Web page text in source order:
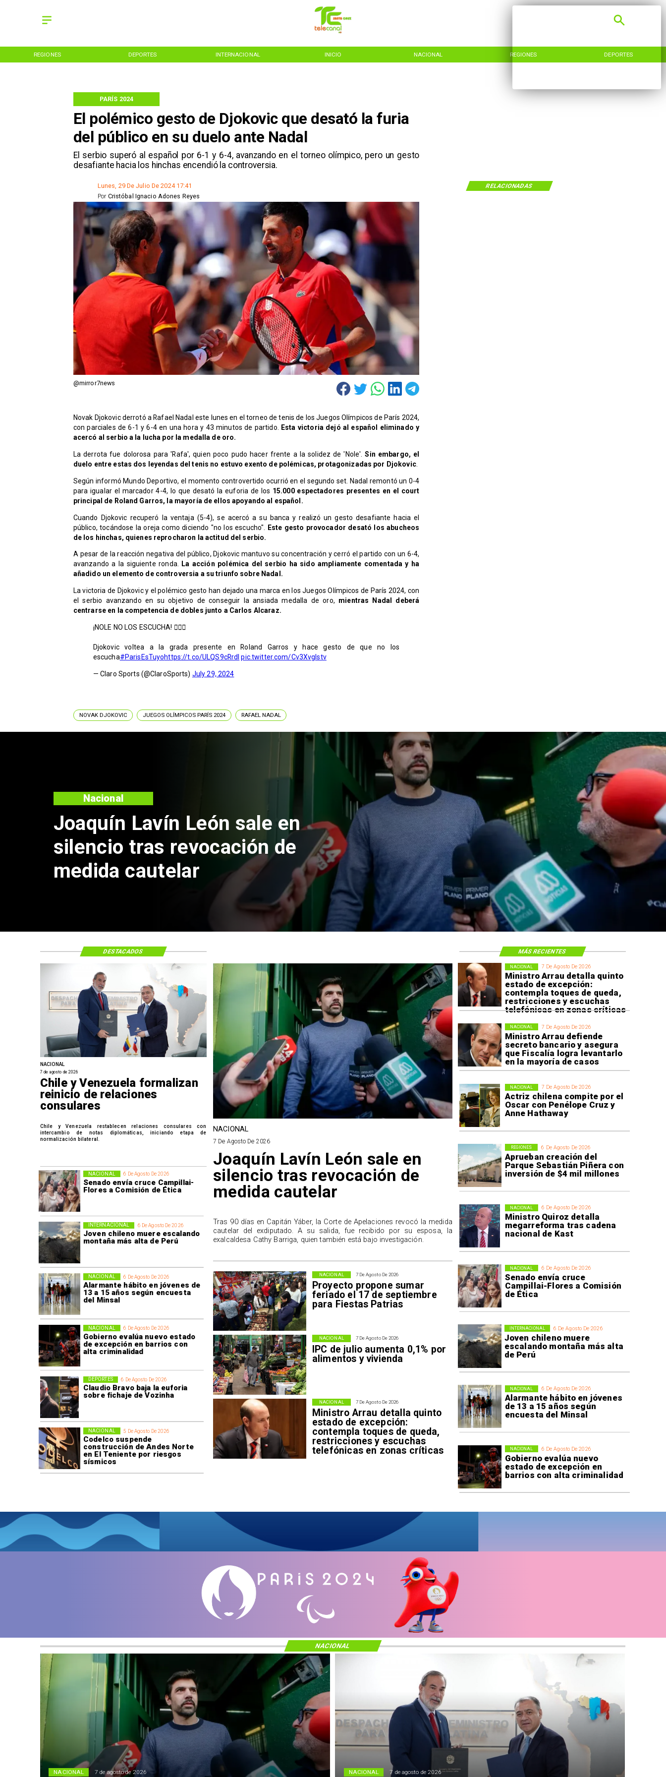
REGIONES DEPORTES INTERNACIONAL INICIO NACIONAL REGIONES DEPORTES
El polémico gesto de Djokovic que desató la furia
del público en su duelo ante Nadal
​El serbio superó al español por 6-1 y 6-4, avanzando en el torneo olímpico, pero un gesto
desafiante hacia los hinchas encendió la controversia.
PARÍS 2024
RELACIONADAS
Lunes, 29 De Julio De 2024 17:41
Cristóbal Ignacio Adones Reyes
Por
@mirror7news
Novak Djokovic derrotó a Rafael Nadal este lunes en el torneo de tenis de los Juegos Olímpicos de París 2024,
con parciales de 6-1 y 6-4 en una hora y 43 minutos de partido.
Esta victoria dejó al español eliminado y
acercó al serbio a la lucha por la medalla de oro.
La derrota fue dolorosa para 'Rafa', quien poco pudo hacer frente a la solidez de 'Nole'.Sin embargo, el
duelo entre estas dos leyendas del tenis no estuvo exento de polémicas, protagonizadas por Djokovic.
Según informó Mundo Deportivo, el momento controvertido ocurrió en el segundo set. Nadal remontó un 0-4
para igualar el marcador 4-4, lo que desató la euforia de los 15.000 espectadores presentes en el court
principal de Roland Garros, la mayoría de ellos apoyando al español.
Cuando Djokovic recuperó la ventaja (5-4), se acercó a su banca y realizó un gesto desafiante hacia el
público, tocándose la oreja como diciendo "no los escucho". Este gesto provocador desató los abucheos
de los hinchas, quienes reprocharon la actitud del serbio.
A pesar de la reacción negativa del público, Djokovic mantuvo su concentración y cerró el partido con un 6-4,
avanzando a la siguiente ronda. La acción polémica del serbio ha sido ampliamente comentada y ha
añadido un elemento de controversia a su triunfo sobre Nadal.
La victoria de Djokovic y el polémico gesto han dejado una marca en los Juegos Olímpicos de París 2024, con
el serbio avanzando en su objetivo de conseguir la ansiada medalla de oro, mientras Nadal deberá
centrarse en la competencia de dobles junto a Carlos Alcaraz.
¡NOLE NO LOS ESCUCHA! 👂🏻🤫
Djokovic voltea a la grada presente en Roland Garros y hace gesto de que no los
escucha#ParisEsTuyohttps://t.co/ULQS9cRrdI pic.twitter.com/Cv3XvgIstv
— Claro Sports (@ClaroSports) July 29, 2024
NOVAK DJOKOVIC JUEGOS OLÍMPICOS PARÍS 2024 RAFAEL NADAL
Chile y Venezuela formalizan
reinicio de relaciones
consulares
Nacional
7 De Agosto De 2026
Ministro Arrau detalla quinto
estado de excepción:
contempla toques de queda,
restricciones y escuchas
telefónicas en zonas críticas
NACIONAL
7 De Agosto De 2026
Ministro Arrau defiende
secreto bancario y asegura
que Fiscalía logra levantarlo
en la mayoría de casos
NACIONAL
7 De Agosto De 2026
Actriz chilena compite por el
Oscar con Penélope Cruz y
Anne Hathaway
NACIONAL
6 De Agosto De 2026
Aprueban creación del
Parque Sebastián Piñera con
inversión de $4 mil millones
REGIONES
6 De Agosto De 2026
Ministro Quiroz detalla
megarreforma tras cadena
nacional de Kast
NACIONAL
6 De Agosto De 2026
Senado envía cruce
Campillai-Flores a Comisión
de Ética
NACIONAL
6 De Agosto De 2026
Joven chileno muere
escalando montaña más alta
de Perú
INTERNACIONAL
6 De Agosto De 2026
Alarmante hábito en jóvenes
de 13 a 15 años según
encuesta del Minsal
NACIONAL
6 De Agosto De 2026
Gobierno evalúa nuevo
estado de excepción en
barrios con alta criminalidad
NACIONAL
6 De Agosto De 2026
Senado envía cruce Campillai-
Flores a Comisión de Ética
NACIONAL
6 De Agosto De 2026
Joven chileno muere escalando
montaña más alta de Perú
INTERNACIONAL
6 De Agosto De 2026
Alarmante hábito en jóvenes de
13 a 15 años según encuesta
del Minsal
NACIONAL
6 De Agosto De 2026
Gobierno evalúa nuevo estado
de excepción en barrios con
alta criminalidad
NACIONAL
6 De Agosto De 2026
Claudio Bravo baja la euforia
sobre fichaje de Vozinha
DEPORTES
5 De Agosto De 2026
Codelco suspende
construcción de Andes Norte
en El Teniente por riesgos
sísmicos
NACIONAL
7 De Agosto De 2026
Proyecto propone sumar
feriado el 17 de septiembre
para Fiestas Patrias
NACIONAL
7 De Agosto De 2026
IPC de julio aumenta 0,1% por
alimentos y vivienda
NACIONAL
7 De Agosto De 2026
Ministro Arrau detalla quinto
estado de excepción:
contempla toques de queda,
restricciones y escuchas
telefónicas en zonas críticas
NACIONAL
NACIONAL
7 de agosto de 2026
Chile y Venezuela formalizan
reinicio de relaciones
consulares
Chile y Venezuela restablecen relaciones consulares con
intercambio de notas diplomáticas, iniciando etapa de
normalización bilateral.
NACIONAL
7 De Agosto De 2026
Joaquín Lavín León sale en
silencio tras revocación de
medida cautelar
Tras 90 días en Capitán Yáber, la Corte de Apelaciones revocó la medida
cautelar del exdiputado. A su salida, fue recibido por su esposa, la
exalcaldesa Cathy Barriga, quien también está bajo investigación.
DESTACADOS MÁS RECIENTES
NACIONAL 7 de agosto de 2026 NACIONAL 7 de agosto de 2026
NACIONAL